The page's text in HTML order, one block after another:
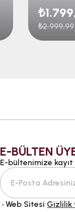
₺2.999,99
E-BÜLTEN
E-bültenimize
Web Sitesi Gizlilik